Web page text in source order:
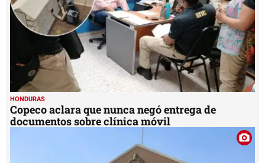
HONDURAS
Copeco aclara que nunca negó entrega de
documentos sobre clínica móvil